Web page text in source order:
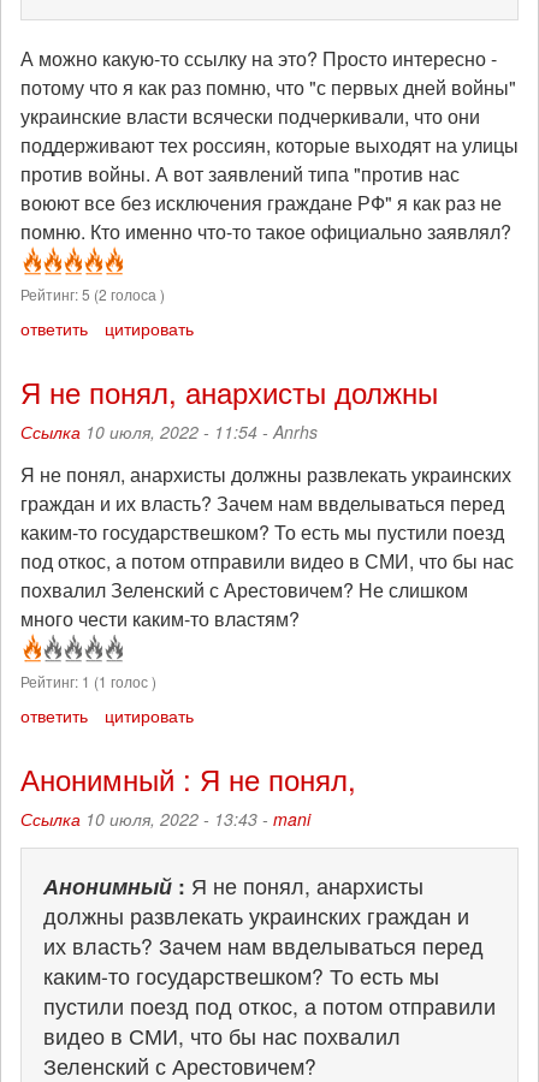
А можно какую-то ссылку на это? Просто интересно -
потому что я как раз помню, что "с первых дней войны"
украинские власти всячески подчеркивали, что они
поддерживают тех россиян, которые выходят на улицы
против войны. А вот заявлений типа "против нас
воюют все без исключения граждане РФ" я как раз не
помню. Кто именно что-то такое официально заявлял?
Рейтинг:5 (2 голоса )
ответить цитировать
Я не понял, анархисты должны
Ссылка 10 июля, 2022 - 11:54 -Anrhs
Я не понял, анархисты должны развлекать украинских
граждан и их власть? Зачем нам ввделываться перед
каким-то государствешком? То есть мы пустили поезд
под откос, а потом отправили видео в СМИ, что бы нас
похвалил Зеленский с Арестовичем? Не слишком
много чести каким-то властям?
Рейтинг: 1 (1 голос )
ответить цитировать
Анонимный : Я не понял,
Ссылка 10 июля, 2022 - 13:43 - mani
Анонимный: Я не понял, анархисты
должны развлекать украинских граждан и
их власть? Зачем нам ввделываться перед
каким-то государствешком? То есть мы
пустили поезд под откос, а потом отправили
видео в СМИ, что бы нас похвалил
Зеленский с Арестовичем?